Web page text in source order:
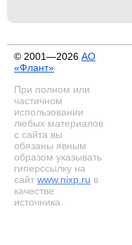
© 2001—2026 АО
«Флант»
При полном или
частичном
использовании
любых материалов
с сайта вы
обязаны явным
образом указывать
гиперссылку на
сайт www.nixp.ru в
качестве
источника.